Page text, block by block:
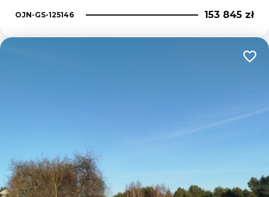
OJN-GS-125146 153 845 zł